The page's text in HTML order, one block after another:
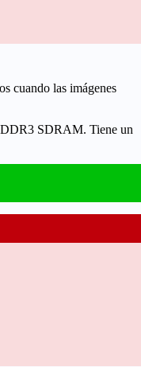
cuando las imágenes
DDR3 SDRAM. Tiene un